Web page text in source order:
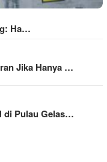
Ha…
Jika Hanya …
di Pulau Gelas…